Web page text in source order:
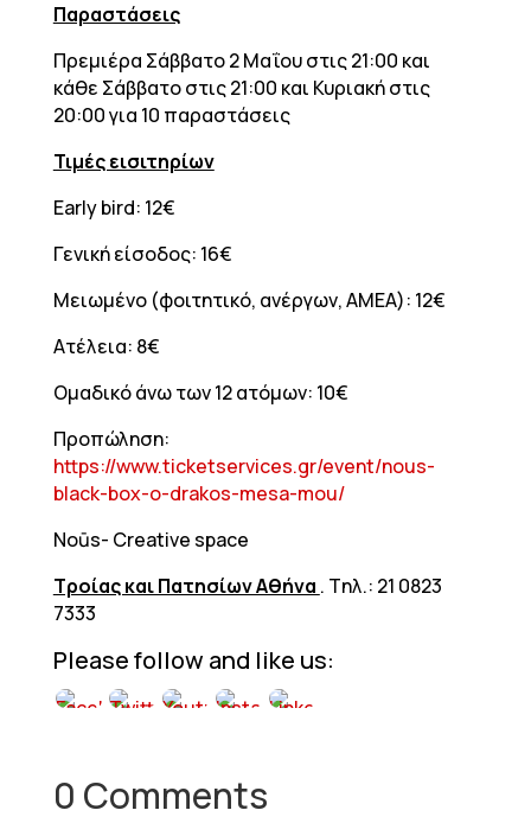
Παραστάσεις
Πρεμιέρα Σάββατο 2 Μαΐου στις 21:00 και
κάθε Σάββατο στις 21:00 και Κυριακή στις
20:00 για 10 παραστάσεις
Τιμές εισιτηρίων
Early bird: 12€
Γενική είσοδος: 16€
Μειωμένο (φοιτητικό, ανέργων, ΑΜΕΑ): 12€
Ατέλεια: 8€
Ομαδικό άνω των 12 ατόμων: 10€
Προπώληση:
https://www.ticketservices.gr/event/nous-
black-box-o-drakos-mesa-mou/
Noūs- Creative space
Τροίας και Πατησίων Αθήνα . Tηλ.: 21 0823
7333
Please follow and like us:
0 Comments